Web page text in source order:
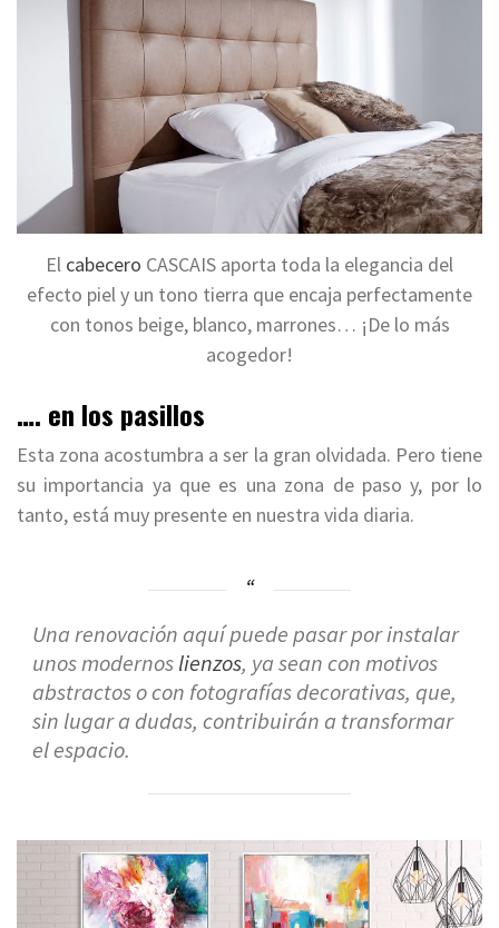
El cabecero CASCAIS aporta toda la elegancia del
efecto piel y un tono tierra que encaja perfectamente
con tonos beige, blanco, marrones… ¡De lo más
acogedor!
…. en los pasillos
Esta zona acostumbra a ser la gran olvidada. Pero tiene
su importancia ya que es una zona de paso y, por lo
tanto, está muy presente en nuestra vida diaria.
Una renovación aquí puede pasar por instalar
unos modernoslienzos, ya sean con motivos
abstractos o con fotografías decorativas, que,
sin lugar a dudas, contribuirán a transformar
el espacio.